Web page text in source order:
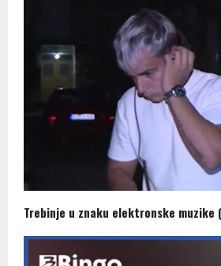
Trebinje u znaku elektronske muzike